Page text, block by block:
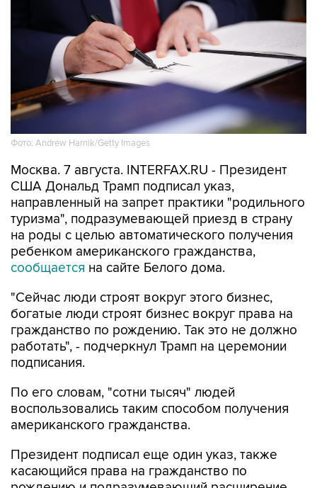
Фото: Andrew Harnik/Getty Images
Москва. 7 августа. INTERFAX.RU - Президент
США Дональд Трамп подписал указ,
направленный на запрет практики "родильного
туризма", подразумевающей приезд в страну
на роды с целью автоматического получения
ребенком американского гражданства,
сообщается на сайте Белого дома.
"Сейчас люди строят вокруг этого бизнес,
богатые люди строят бизнес вокруг права на
гражданство по рождению. Так это не должно
работать", - подчеркнул Трамп на церемонии
подписания.
По его словам, "сотни тысяч" людей
воспользовались таким способом получения
американского гражданства.
Президент подписал еще один указ, также
касающийся права на гражданство по